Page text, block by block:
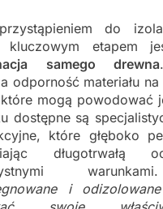
do
kluczowym etapem
samego drewna
odporność materiału
mogą powodować
dostępne są
które głęboko
długotrwałą
i